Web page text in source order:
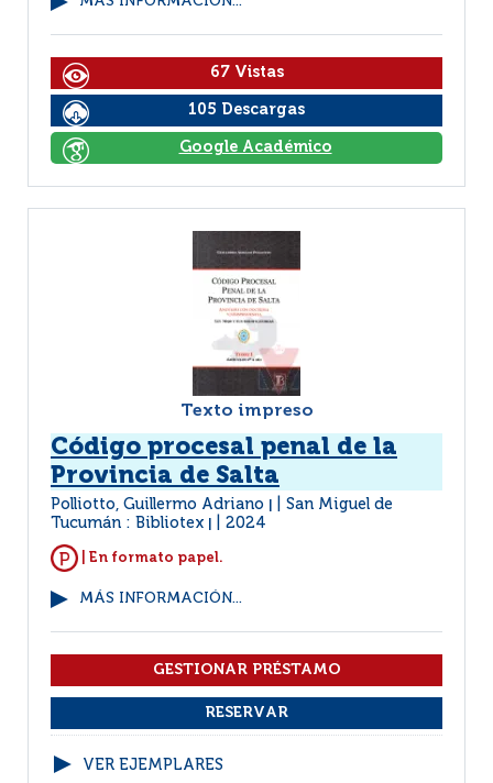
67 Vistas
105 Descargas
Google Académico
Texto impreso
Código procesal penal de la
Provincia de Salta
Polliotto, Guillermo Adriano
San Miguel de
Tucumán : Bibliotex
2024
| En formato papel.
MÁS INFORMACIÓN...
VER EJEMPLARES